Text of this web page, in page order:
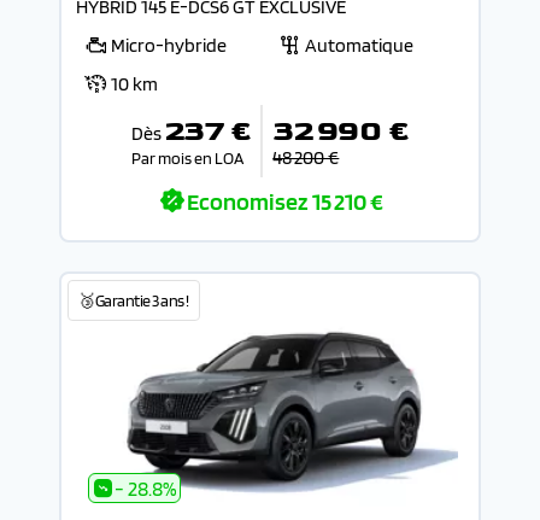
HYBRID 145 E-DCS6 GT EXCLUSIVE
Micro-hybride
Automatique
10 km
Dès 237 €
Par mois en LOA
32 990 €
48 200 €
Economisez15 210 €
🥉Garantie 3 ans !
- 28.8%